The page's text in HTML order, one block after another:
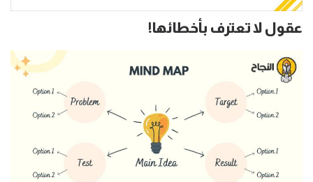
عقول لا تعترف بأخطائها!